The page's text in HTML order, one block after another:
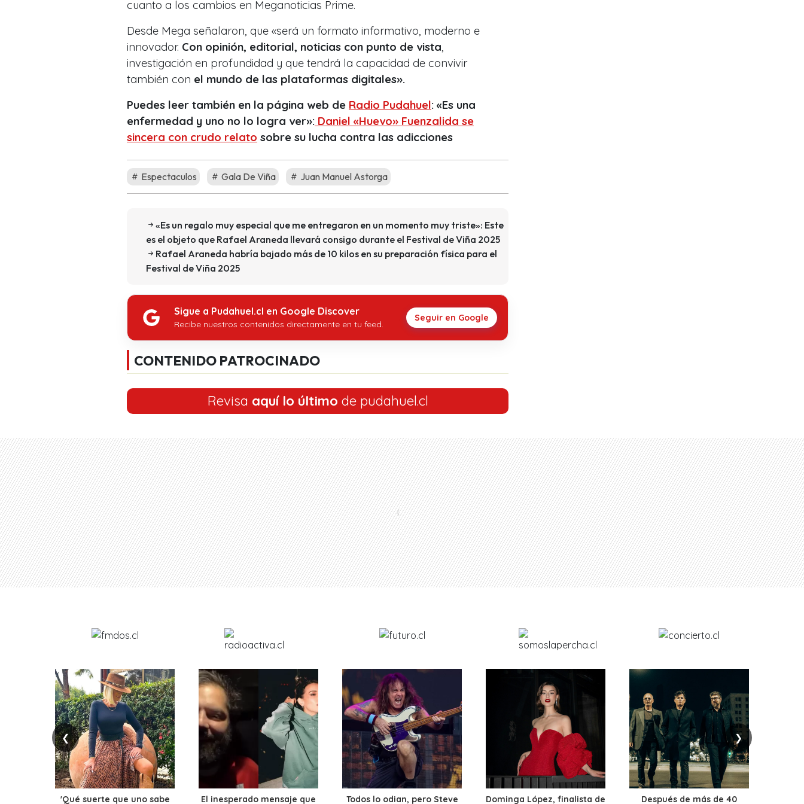
cuanto a los cambios en Meganoticias Prime.
Desde Mega señalaron, que «será un formato informativo, moderno e
innovador. Con opinión, editorial, noticias con punto de vista
investigación en profundidad y que tendrá la capacidad de convivir
también con el mundo de las plataformas digitales».
Puedes leer también en la página web de Radio Pudahuel: «Es una
enfermedad y uno no lo logra ver»: Daniel «Huevo» Fuenzalida se
sincera con crudo relato sobre su lucha contra las adicciones
Espectaculos Gala De Viña Juan Manuel Astorga
«Es un regalo muy especial que me entregaron en un momento muy triste»: Este
es el objeto que Rafael Araneda llevará consigo durante el Festival de Viña 2025
Rafael Araneda habría bajado más de 10 kilos en su preparación física para el
Festival de Viña 2025
Sigue a Pudahuel.cl en Google Discover
Recibe nuestros contenidos directamente en tu feed.
Seguir en Google
CONTENIDO PATROCINADO
Revisa aquí lo último de pudahuel.cl
❮ ❯
'Qué suerte que uno sabe
El inesperado mensaje que
Todos lo odian, pero Steve
Dominga López, finalista de
Después de más de 40